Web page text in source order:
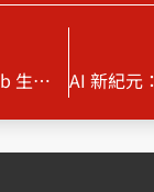
Migration Hub 生態系統：與AWS主要遷移服務的協同